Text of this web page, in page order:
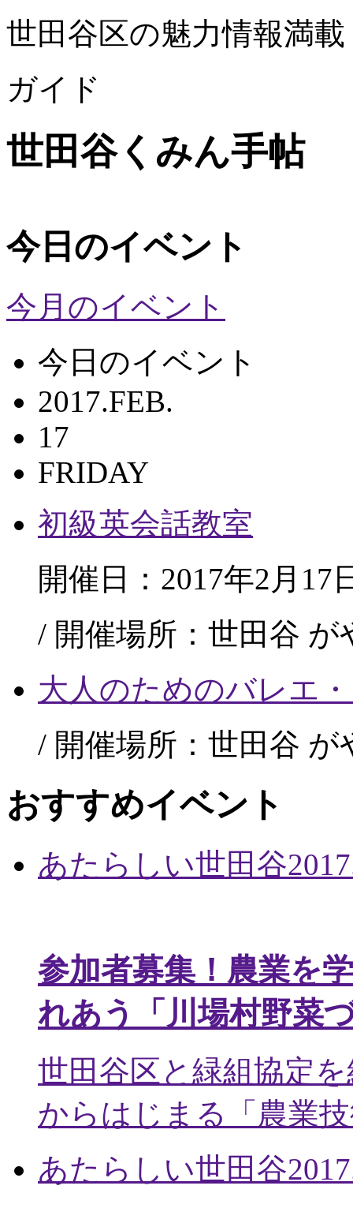
世田谷区の魅力情報満載
ガイド
世田谷くみん手帖
今日のイベント
今月のイベント
今日のイベント
2017.FEB.
17
FRIDAY
初級英会話教室
開催日：2017年2月17
/ 開催場所：世田谷
大人のためのバレエ
/ 開催場所：世田谷
おすすめイベント
あたらしい世田谷
参加者募集！農業を
れあう「川場村野菜
世田谷区と緑組協定
からはじまる「農業
あたらしい世田谷